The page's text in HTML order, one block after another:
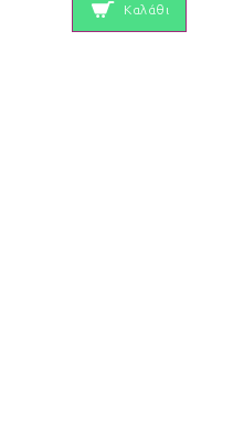
Καλάθι